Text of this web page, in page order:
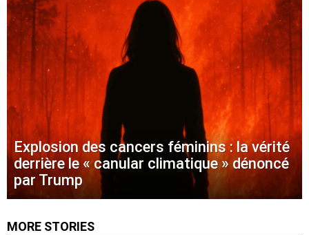
Explosion des cancers féminins : la vérité
derrière le « canular climatique » dénoncé
par Trump
MORE STORIES